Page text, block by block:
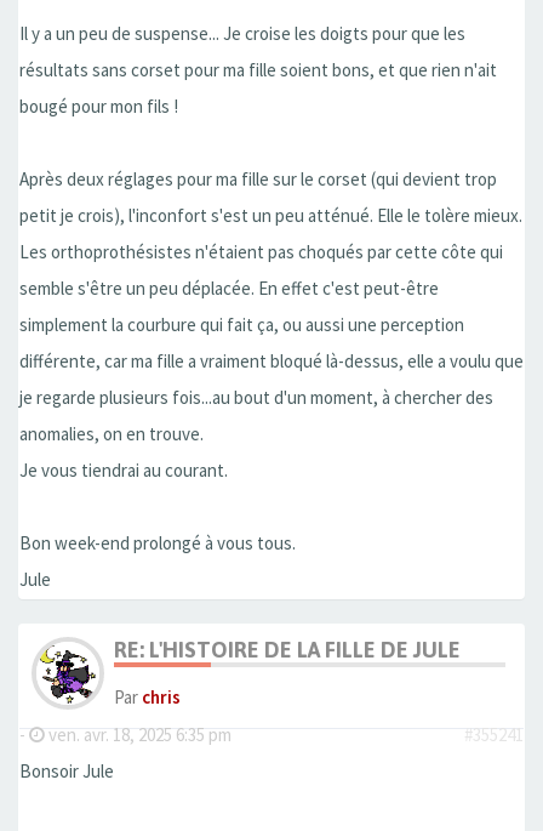
Il y a un peu de suspense... Je croise les doigts pour que les
résultats sans corset pour ma fille soient bons, et que rien n'ait
bougé pour mon fils !
Après deux réglages pour ma fille sur le corset (qui devient trop
petit je crois), l'inconfort s'est un peu atténué. Elle le tolère mieux.
Les orthoprothésistes n'étaient pas choqués par cette côte qui
semble s'être un peu déplacée. En effet c'est peut-être
simplement la courbure qui fait ça, ou aussi une perception
différente, car ma fille a vraiment bloqué là-dessus, elle a voulu que
je regarde plusieurs fois...au bout d'un moment, à chercher des
anomalies, on en trouve.
Je vous tiendrai au courant.
Bon week-end prolongé à vous tous.
Jule
RE: L'HISTOIRE DE LA FILLE DE JULE
Par chris
-
ven. avr. 18, 2025 6:35 pm
#355241
Bonsoir Jule